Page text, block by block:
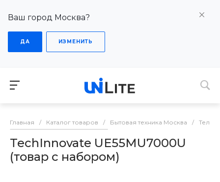
Ваш город Москва?
ДА ИЗМЕНИТЬ
Главная / Каталог товаров / Бытовая техника Москва /
TechInnovate UE55MU7000U
(товар с набором)